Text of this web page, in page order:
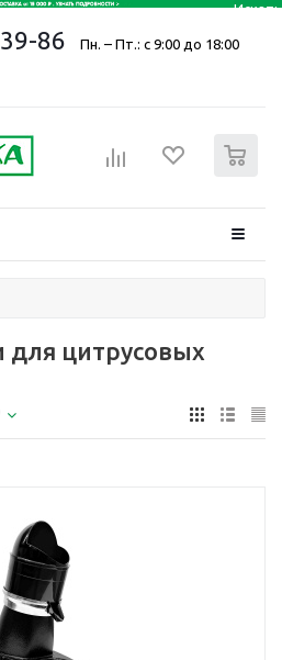
86 Пн. – Пт.: с 9:00 до 18:00
цитрусовых